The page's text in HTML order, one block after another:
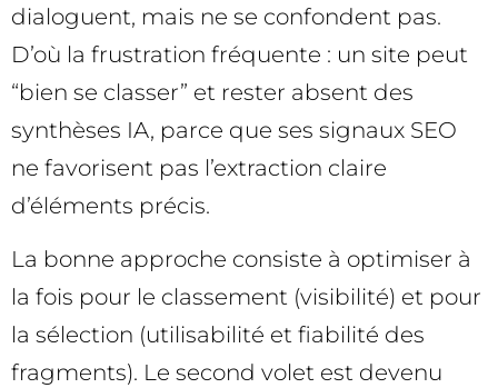
dialoguent, mais ne se confondent pas.
D’où la frustration fréquente : un site peut
“bien se classer” et rester absent des
synthèses IA, parce que ses signaux SEO
ne favorisent pas l’extraction claire
d’éléments précis.
La bonne approche consiste à optimiser à
la fois pour le classement (visibilité) et pour
la sélection (utilisabilité et fiabilité des
fragments). Le second volet est devenu